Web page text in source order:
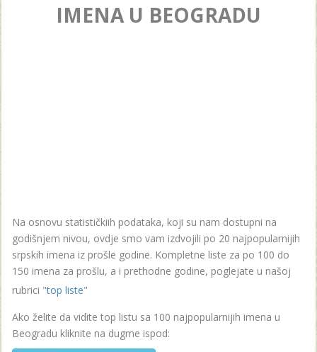
IMENA U BEOGRADU
Na osnovu statističkiih podataka, koji su nam dostupni na
godišnjem nivou, ovdje smo vam izdvojili po 20 najpopularnijih
srpskih imena iz prošle godine. Kompletne liste za po 100 do
150 imena za prošlu, a i prethodne godine, poglejate u našoj
rubrici "top liste"
Ako želite da vidite top listu sa 100 najpopularnijih imena u
Beogradu kliknite na dugme ispod: